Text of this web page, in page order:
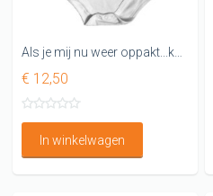
Als je mij nu weer oppakt...kots ik je er helemaal onder Rompertje
€ 12,50
In winkelwagen